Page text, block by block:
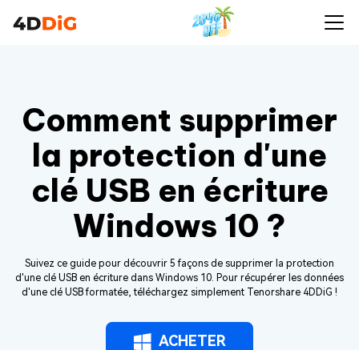
Comment supprimer
la protection d'une
clé USB en écriture
Windows 10 ?
Suivez ce guide pour découvrir 5 façons de supprimer la protection
d'une clé USB en écriture dans Windows 10. Pour récupérer les données
d'une clé USB formatée, téléchargez simplement Tenorshare 4DDiG !
ACHETER